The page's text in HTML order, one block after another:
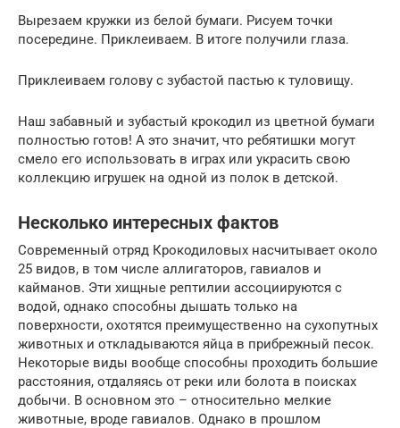
Вырезаем кружки из белой бумаги. Рисуем точки
посередине. Приклеиваем. В итоге получили глаза.
Приклеиваем голову с зубастой пастью к туловищу.
Наш забавный и зубастый крокодил из цветной бумаги
полностью готов! А это значит, что ребятишки могут
смело его использовать в играх или украсить свою
коллекцию игрушек на одной из полок в детской.
Несколько интересных фактов
Современный отряд Крокодиловых насчитывает около
25 видов, в том числе аллигаторов, гавиалов и
кайманов. Эти хищные рептилии ассоциируются с
водой, однако способны дышать только на
поверхности, охотятся преимущественно на сухопутных
животных и откладываются яйца в прибрежный песок.
Некоторые виды вообще способны проходить большие
расстояния, отдаляясь от реки или болота в поисках
добычи. В основном это – относительно мелкие
животные, вроде гавиалов. Однако в прошлом